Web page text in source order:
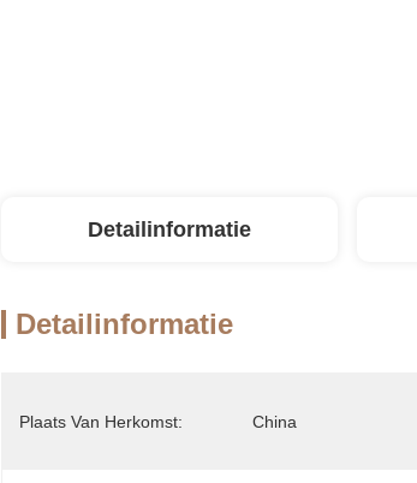
Detailinformatie
Detailinformatie
Plaats Van Herkomst: China